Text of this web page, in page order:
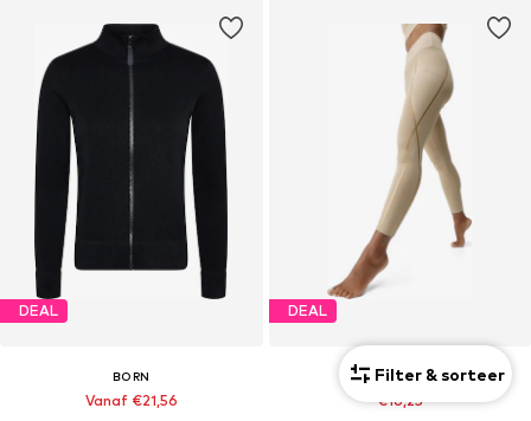
DEAL
BORN
Vanaf €21,56
DEAL
BORN
€16,23
Filter & sorteer